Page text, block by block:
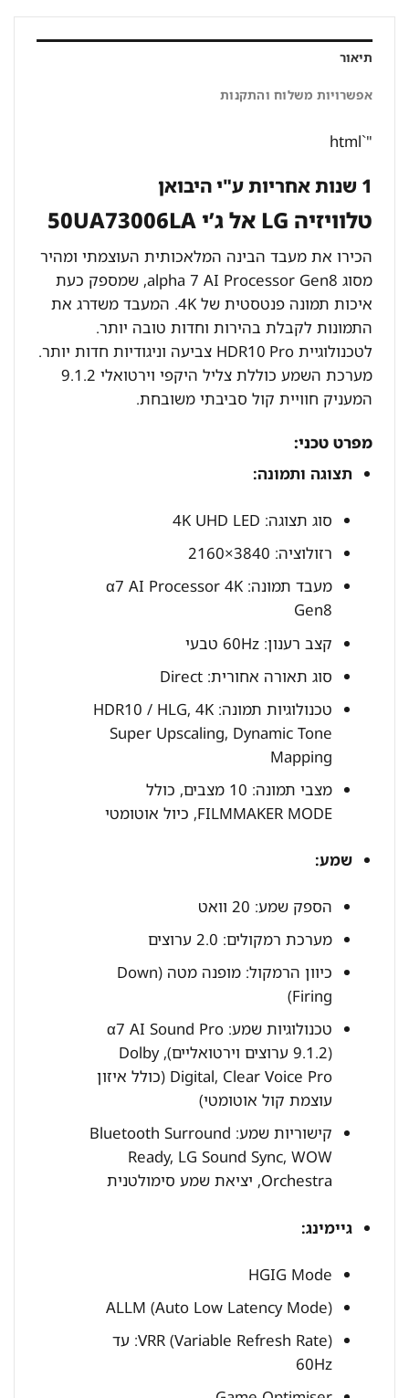
תיאור
אפשרויות משלוח והתקנות
"`html
1 שנות אחריות ע"י היבואן
טלוויזיה LG אל ג’י 50UA73006LA
הכירו את מעבד הבינה המלאכותית העוצמתי ומהיר
מסוג alpha 7 AI Processor Gen8, שמספק כעת
איכות תמונה פנטסטית של 4K. המעבד משדרג את
התמונות לקבלת בהירות וחדות טובה יותר.
לטכנולוגיית HDR10 Pro צביעה וניגודיות חדות יותר.
מערכת השמע כוללת צליל היקפי וירטואלי 9.1.2
המעניק חוויית קול סביבתי משובחת.
מפרט טכני:
תצוגה ותמונה:
סוג תצוגה: 4K UHD LED
רזולוציה: 3840×2160
מעבד תמונה: α7 AI Processor 4K
Gen8
קצב רענון: 60Hz טבעי
סוג תאורה אחורית: Direct
טכנולוגיות תמונה: HDR10 / HLG, 4K
Super Upscaling, Dynamic Tone
Mapping
מצבי תמונה: 10 מצבים, כולל
FILMMAKER MODE, כיול אוטומטי
שמע:
הספק שמע: 20 וואט
מערכת רמקולים: 2.0 ערוצים
כיוון הרמקול: מופנה מטה (Down
Firing)
טכנולוגיות שמע: α7 AI Sound Pro
(9.1.2 ערוצים וירטואליים), Dolby
Digital, Clear Voice Pro (כולל איזון
עוצמת קול אוטומטי)
קישוריות שמע: Bluetooth Surround
Ready, LG Sound Sync, WOW
Orchestra, יציאת שמע סימולטנית
גיימינג:
HGIG Mode
ALLM (Auto Low Latency Mode)
VRR (Variable Refresh Rate): עד
60Hz